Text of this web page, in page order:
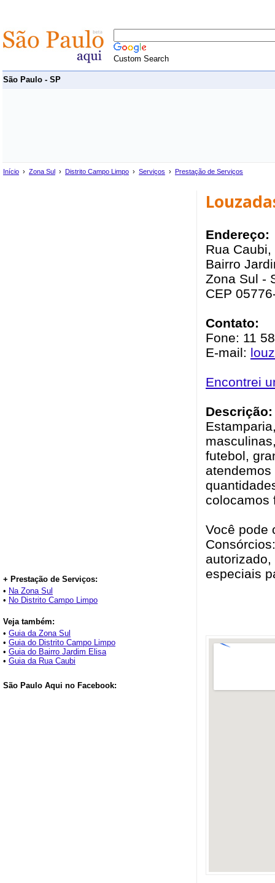
Custom Search
São Paulo - SP
Início › Zona Sul › Distrito Campo Limpo › Serviços › Prestação de Serviços
+ Prestação de Serviços:
• Na Zona Sul
• No Distrito Campo Limpo
Veja também:
• Guia da Zona Sul
• Guia do Distrito Campo Limpo
• Guia do Bairro Jardim Elisa
• Guia da Rua Caubi
São Paulo Aqui no Facebook:
Endereço:
Rua
Bairro
Zona Sul -
CEP
Contato:
Fone: 11
E-mail:
Encontrei
Descrição:
futebol,
colocamos
Você pode
especiais